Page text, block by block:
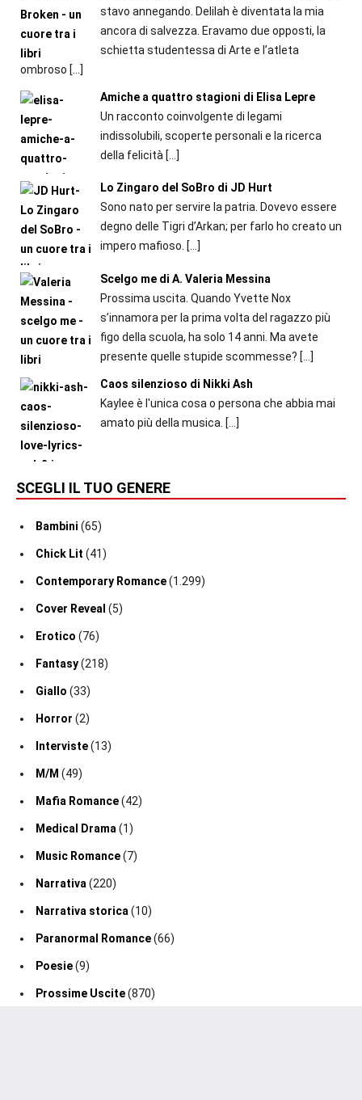
stavo annegando. Delilah è diventata la mia
ancora di salvezza. Eravamo due opposti, la
schietta studentessa di Arte e l’atleta
ombroso […]
Amiche a quattro stagioni di Elisa Lepre
Un racconto coinvolgente di legami
indissolubili, scoperte personali e la ricerca
della felicità […]
Lo Zingaro del SoBro di JD Hurt
Sono nato per servire la patria. Dovevo essere
degno delle Tigri d’Arkan; per farlo ho creato un
impero mafioso. […]
Scelgo me di A. Valeria Messina
Prossima uscita. Quando Yvette Nox
s’innamora per la prima volta del ragazzo più
figo della scuola, ha solo 14 anni. Ma avete
presente quelle stupide scommesse? […]
Caos silenzioso di Nikki Ash
Kaylee è l'unica cosa o persona che abbia mai
amato più della musica. […]
SCEGLI IL TUO GENERE
Bambini (65)
Chick Lit (41)
Contemporary Romance(1.299)
Cover Reveal (5)
Erotico (76)
Fantasy(218)
Giallo (33)
Horror (2)
Interviste(13)
M/M (49)
Mafia Romance(42)
Medical Drama (1)
Music Romance(7)
Narrativa (220)
Narrativa storica (10)
Paranormal Romance(66)
Poesie(9)
Prossime Uscite(870)